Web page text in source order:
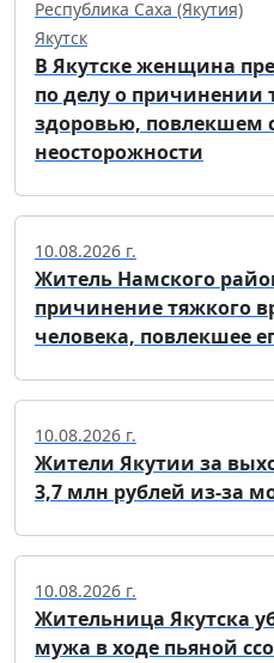
Республика Саха (Якутия)
Якутск
В Якутске женщина
по делу о причинении
здоровью, повлекшем
неосторожности
10.08.2026 г.
Житель Намского
причинение тяжкого
человека, повлекшее
10.08.2026 г.
Жители Якутии за
3,7 млн рублей из-за
10.08.2026 г.
Жительница Якутска
мужа в ходе пьяной